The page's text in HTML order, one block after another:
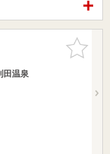
お気に入
りに追加
田温泉